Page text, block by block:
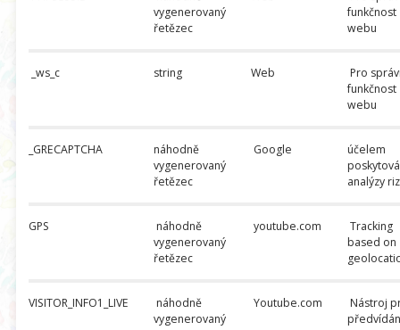
vygenerovaný
řetězec
funkčnost
webu
_ws_c string Web
Pro
funkčnost
webu
_GRECAPTCHA
náhodně
vygenerovaný
řetězec
Google
účelem
analýzy
GPS
náhodně
vygenerovaný
řetězec
youtube.com
Tracking
based on
VISITOR_INFO1_LIVE
náhodně
vygenerovaný
Youtube.com
Nástroj